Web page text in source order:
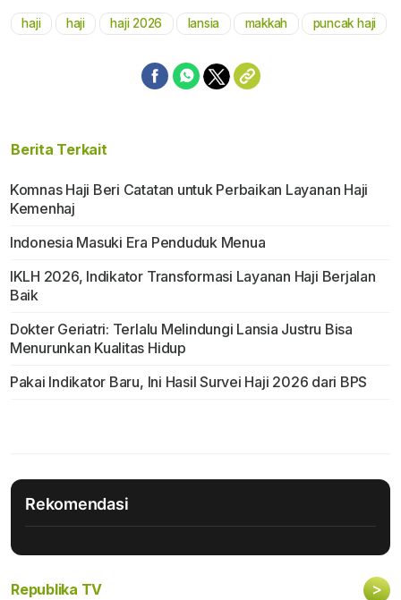
Mute
haji haji haji 2026 lansia makkah puncak haji
Berita Terkait
Komnas Haji Beri Catatan untuk Perbaikan Layanan Haji
Kemenhaj
Indonesia Masuki Era Penduduk Menua
IKLH 2026, Indikator Transformasi Layanan Haji Berjalan
Baik
Dokter Geriatri: Terlalu Melindungi Lansia Justru Bisa
Menurunkan Kualitas Hidup
Pakai Indikator Baru, Ini Hasil Survei Haji 2026 dari BPS
Rekomendasi
Republika TV >